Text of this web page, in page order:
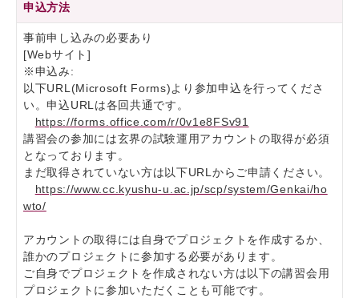
申込方法
事前申し込みの必要あり
[Webサイト]
※申込み:
以下URL(Microsoft Forms)より参加申込を行ってくださ
い。申込URLは各回共通です。
https://forms.office.com/r/0v1e8FSv91
講習会の参加には玄界の試験運用アカウントの取得が必須
となっております。
まだ取得されていない方は以下URLからご申請ください。
https://www.cc.kyushu-u.ac.jp/scp/system/Genkai/ho
wto/
アカウントの取得には自身でプロジェクトを作成するか、
誰かのプロジェクトに参加する必要があります。
ご自身でプロジェクトを作成されない方は以下の講習会用
プロジェクトに参加いただくことも可能です。